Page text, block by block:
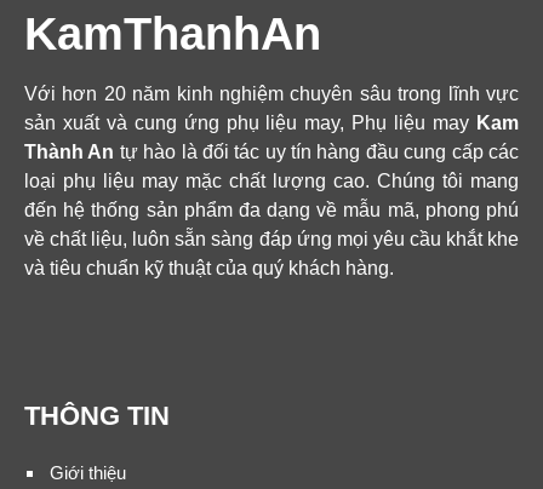
KamThanhAn
Với hơn 20 năm kinh nghiệm chuyên sâu trong lĩnh vực
sản xuất và cung ứng phụ liệu may, Phụ liệu may Kam
Thành An tự hào là đối tác uy tín hàng đầu cung cấp các
loại phụ liệu may mặc chất lượng cao. Chúng tôi mang
đến hệ thống sản phẩm đa dạng về mẫu mã, phong phú
về chất liệu, luôn sẵn sàng đáp ứng mọi yêu cầu khắt khe
và tiêu chuẩn kỹ thuật của quý khách hàng.
THÔNG TIN
Giới thiệu